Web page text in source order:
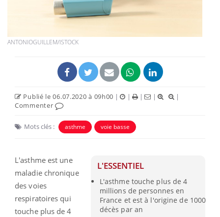
ANTONIOGUILLEM/ISTOCK
Publié le 06.07.2020 à 09h00 | | | |
|
Commenter
Mots clés : asthme voie basse
L'ESSENTIEL
L'asthme touche plus de 4
millions de personnes en
France et est à l'origine de 1000
décès par an
L'asthme est une
maladie chronique
des voies
respiratoires qui
touche plus de 4